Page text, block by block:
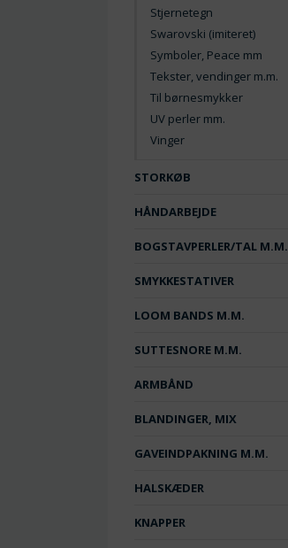
Stjernetegn
Swarovski (imiteret)
Symboler, Peace mm
Tekster, vendinger m.m.
Til børnesmykker
UV perler mm.
Vinger
STORKØB
HÅNDARBEJDE
BOGSTAVPERLER/TAL M.M.
SMYKKESTATIVER
LOOM BANDS M.M.
SUTTESNORE M.M.
ARMBÅND
BLANDINGER, MIX
GAVEINDPAKNING M.M.
HALSKÆDER
KNAPPER